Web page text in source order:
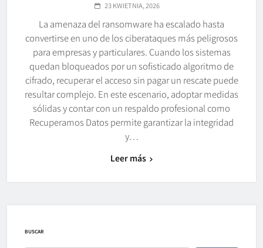
23 KWIETNIA, 2026
La amenaza del ransomware ha escalado hasta
convertirse en uno de los ciberataques más peligrosos
para empresas y particulares. Cuando los sistemas
quedan bloqueados por un sofisticado algoritmo de
cifrado, recuperar el acceso sin pagar un rescate puede
resultar complejo. En este escenario, adoptar medidas
sólidas y contar con un respaldo profesional como
Recuperamos Datos permite garantizar la integridad
y…
Leer más
BUSCAR